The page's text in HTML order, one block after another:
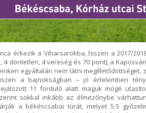
érkezik a Viharsarokba, hiszen a 2017/
4 döntetlen, 4 vereség és 70 pont), a
egyáltalán nem látni
a bajnokságban – jó értelemben
11 forduló alatt maguk mögé
sokkal inkább az élmezőnybe
a békéscsabai túrát, melyet 5-5